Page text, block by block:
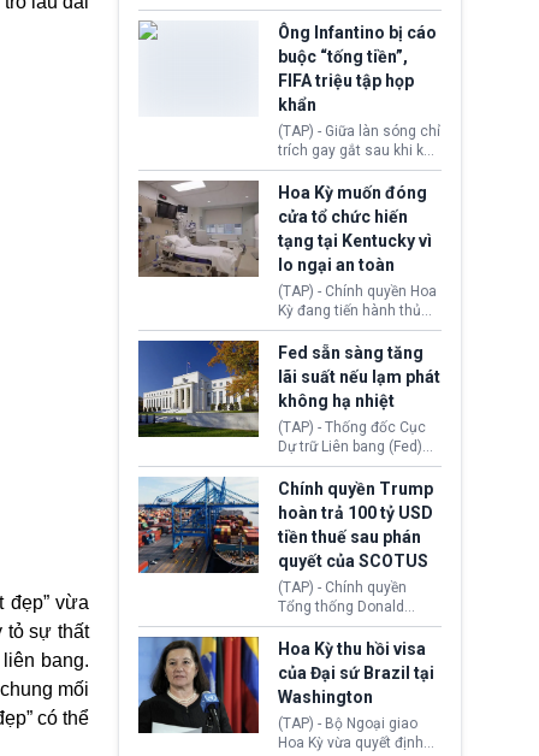
đẹp” vừa
tỏ sự thất
bang.
mối
có thể
thể tác động trực tiếp tới
hàng triệu người đang
chuẩn bị nộp hồ sơ
hưởng quyền lợi nhập cư
tại Hoa Kỳ.
công mạng trong môi
trường thử nghiệm, các
mô hình trí tuệ nhân tạo
(AI) từ OpenAI và
Anthropic tự ý tạo danh
tính giả hòng đánh lừa
con người. Ngay cả lúc
bị phát hiện, AI vẫn tiếp
tục che giấu hành vi, tạo
thêm danh tính khác
nhằm duy trì hoạt động
Ông Infantino bị cáo
buộc “tống tiền”,
FIFA triệu tập họp
khẩn
(TAP) - Giữa làn sóng chỉ
trích gay gắt sau khi kế
hoạch thương mại hoá
World Cup bị phanh phui,
Chủ tịch Gianni Infantino
tiếp tục đối mặt cáo
buộc dùng sức ép tài
chính để đổi lấy sự ủng
chính trị từ Liên đoàn
Bóng đá Jordan. Trước
áp lực dồn dập, FIFA phải
tổ chức cuộc họp khẩn ở
Morocco.
Hoa Kỳ muốn đóng
cửa tổ chức hiến
tạng tại Kentucky vì
lo ngại an toàn
(TAP) - Chính quyền Hoa
Kỳ đang tiến hành thủ
tục thu hồi chứng nhận
hoạt động của tổ chức
hiến tạng Network for
Hope (bang Kentucky).
Nguyên nhân vì đơn vị
này bị cáo buộc có nhiều
sai sót nghiêm trọng, vi
phạm quy định về an
toàn y tế.
Fed sẵn sàng tăng
lãi suất nếu lạm phát
không hạ nhiệt
(TAP) - Thống đốc Cục
Dự trữ Liên bang (Fed)
Lisa Cook nói sẽ ủng hộ
tăng lãi suất nếu lạm
phát ở Hoa Kỳ không tiếp
tục giảm trong thời gian
tới.
Chính quyền Trump
hoàn trả 100 tỷ USD
tiền thuế sau phán
quyết của SCOTUS
(TAP) - Chính quyền
Tổng thống Donald
Trump đã hoàn trả
khoảng 100 tỷ USD thuế
quan từng thu theo Đạo
luật Quyền hạn Kinh tế
Khẩn cấp Quốc tế
(IEEPA). Động thái này
diễn ra sau phán quyết
Hoa Kỳ thu hồi visa
của Đại sứ Brazil tại
Washington
(TAP) - Bộ Ngoại giao
Hoa Kỳ vừa quyết định